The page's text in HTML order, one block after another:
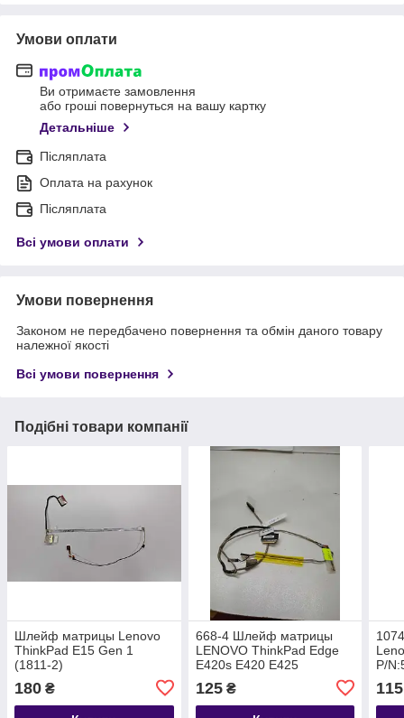
Умови оплати
Ви отримаєте замовлення
або гроші повернуться на вашу картку
Детальніше
Післяплата
Оплата на рахунок
Післяплата
Всі умови оплати
Умови повернення
Законом не передбачено повернення та обмін даного товару
належної якості
Всі умови повернення
Подібні товари компанії
Шлейф матрицы Lenovo
ThinkPad E15 Gen 1
(1811-2)
180 ₴
668-4 Шлейф матрицы
LENOVO ThinkPad Edge
E420s E420 E425
125₴
P/
115